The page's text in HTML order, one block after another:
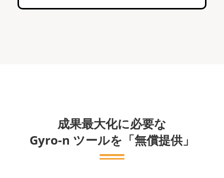
成果最大化に必要な
Gyro-n ツールを「無償提供」